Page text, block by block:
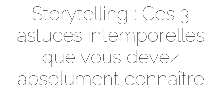
Storytelling : Ces 3
astuces intemporelles
que vous devez
absolument connaître